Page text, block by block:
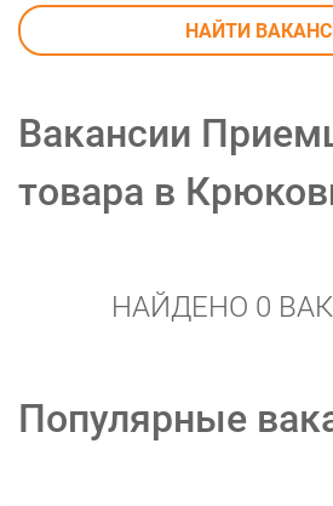
НАЙТИ
Вакансии
товара в
НАЙДЕНО 0
Популярные